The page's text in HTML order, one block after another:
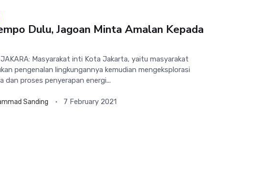
Dulu, Jagoan Minta Amalan Kepada
JAKARA: Masyarakat inti Kota Jakarta, yaitu masyarakat
pengenalan lingkungannya kemudian mengeksplorasi
dan proses penyerapan energi...
Sanding 7 February 2021